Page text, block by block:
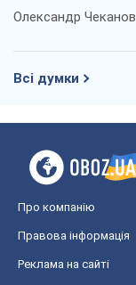
Олександр Чеканов
Всі думки
Про компанію
Правова інформація
Реклама на сайті